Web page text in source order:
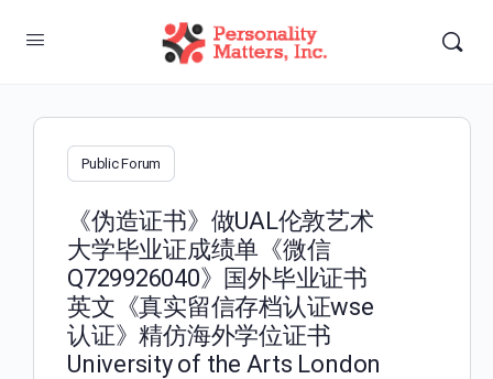
Public Forum
《伪造证书》做UAL伦敦艺术
大学毕业证成绩单《微信
Q729926040》国外毕业证书
英文《真实留信存档认证wse
认证》精仿海外学位证书
University of the Arts London